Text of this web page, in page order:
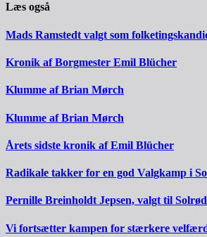
Læs også
Mads Ramstedt valgt som
Kronik af Borgmester Emil Blücher
Klumme af Brian Mørch
Klumme af Brian Mørch
Årets sidste kronik af Emil Blücher
Radikale takker for en god Valgkamp i
Pernille Breinholdt Jepsen, valgt til
Vi fortsætter kampen for stærkere